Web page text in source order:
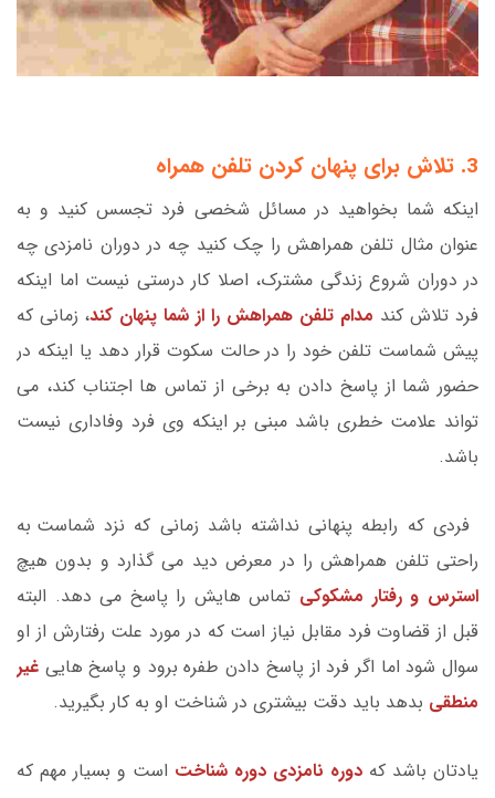
3. تلاش برای پنهان کردن تلفن همراه
اینکه شما بخواهید در مسائل شخصی فرد تجسس کنید و به
عنوان مثال تلفن همراهش را چک کنید چه در دوران نامزدی چه
در دوران شروع زندگی مشترک، اصلا کار درستی نیست اما اینکه
فرد تلاش کند مدام تلفن همراهش را از شما پنهان کند، زمانی که
پیش شماست تلفن خود را در حالت سکوت قرار دهد یا اینکه در
حضور شما از پاسخ دادن به برخی از تماس ها اجتناب کند، می
تواند علامت خطری باشد مبنی بر اینکه وی فرد وفاداری نیست
باشد.
فردی که رابطه پنهانی نداشته باشد زمانی که نزد شماست به
راحتی تلفن همراهش را در معرض دید می گذارد و بدون هیچ
استرس و رفتار مشکوکی تماس هایش را پاسخ می دهد. البته
قبل از قضاوت فرد مقابل نیاز است که در مورد علت رفتارش از او
سوال شود اما اگر فرد از پاسخ دادن طفره برود و پاسخ هایی غیر
منطقی بدهد باید دقت بیشتری در شناخت او به کار بگیرید.
یادتان باشد که دوره نامزدی دوره شناخت است و بسیار مهم که